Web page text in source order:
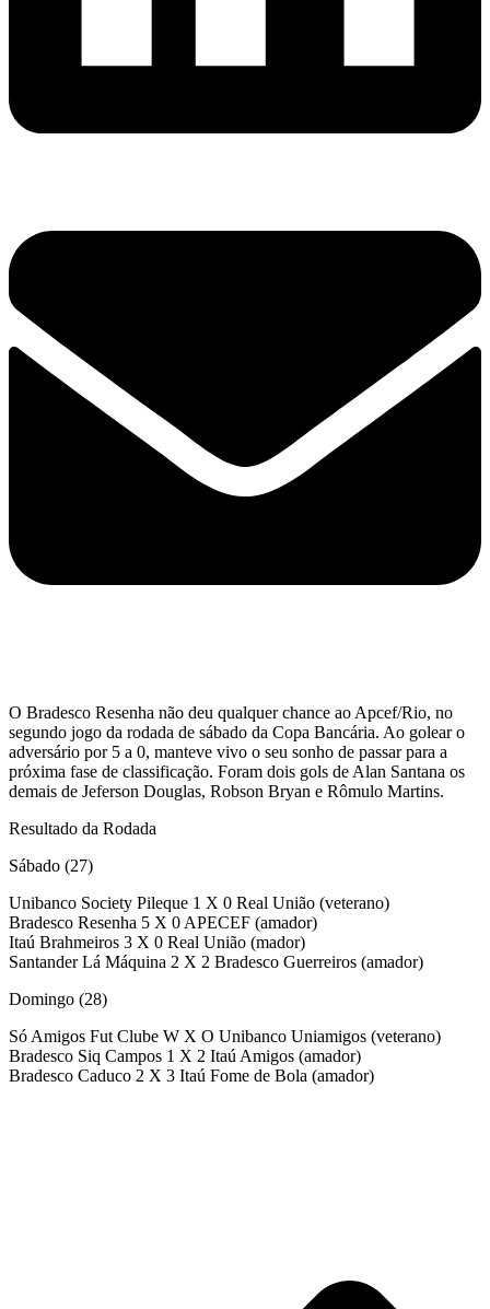
O Bradesco Resenha não deu qualquer chance ao Apcef/Rio, no
segundo jogo da rodada de sábado da Copa Bancária. Ao golear o
adversário por 5 a 0, manteve vivo o seu sonho de passar para a
próxima fase de classificação. Foram dois gols de Alan Santana os
demais de Jeferson Douglas, Robson Bryan e Rômulo Martins.
Resultado da Rodada
Sábado (27)
Unibanco Society Pileque 1 X 0 Real União (veterano)
Bradesco Resenha 5 X 0 APECEF (amador)
Itaú Brahmeiros 3 X 0 Real União (mador)
Santander Lá Máquina 2 X 2 Bradesco Guerreiros (amador)
Domingo (28)
Só Amigos Fut Clube W X O Unibanco Uniamigos (veterano)
Bradesco Siq Campos 1 X 2 Itaú Amigos (amador)
Bradesco Caduco 2 X 3 Itaú Fome de Bola (amador)